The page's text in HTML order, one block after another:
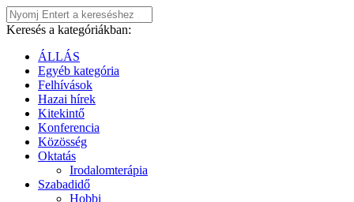
Keresés a kategóriákban:
ÁLLÁS
Egyéb kategória
Felhívások
Hazai hírek
Kitekintő
Konferencia
Közösség
Oktatás
Irodalomterápia
Szabadidő
Hobbi